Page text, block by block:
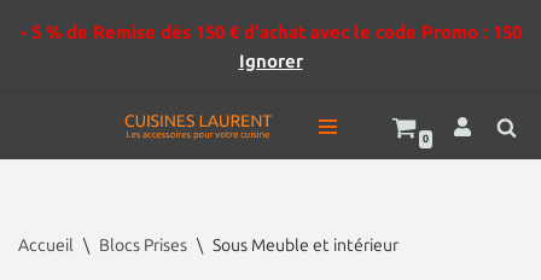
- 5 % de Remise dès 150 € d'achat avec le code Promo : 150
Ignorer
Aller
0
Accueil \ Blocs Prises \ Sous Meuble et intérieur